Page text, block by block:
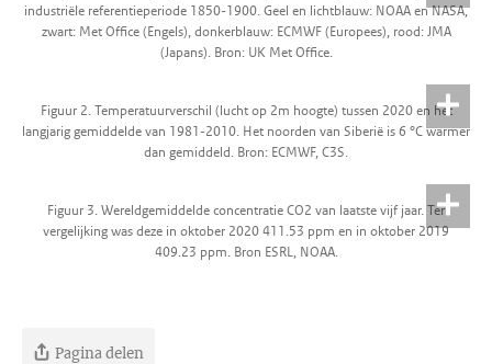
industriële referentieperiode 1850-1900. Geel en lichtblauw: NOAA en NASA,
zwart: Met Office (Engels), donkerblauw: ECMWF (Europees), rood: JMA
(Japans). Bron: UK Met Office.
Figuur 2. Temperatuurverschil (lucht op 2m hoogte) tussen 2020 en het
langjarig gemiddelde van 1981-2010. Het noorden van Siberië is 6 °C warmer
dan gemiddeld. Bron: ECMWF, C3S.
Figuur 3. Wereldgemiddelde concentratie CO2 van laatste vijf jaar. Ter
vergelijking was deze in oktober 2020 411.53 ppm en in oktober 2019
409.23 ppm. Bron ESRL, NOAA.
Pagina delen